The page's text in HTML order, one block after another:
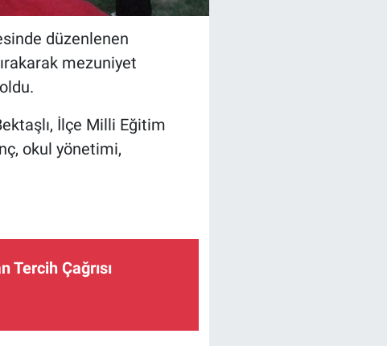
düzenlenen
mezuniyet
İlçe Milli Eğitim
okul yönetimi,
Tercih Çağrısı